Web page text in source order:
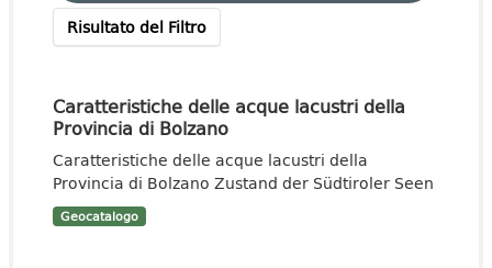
Risultato del Filtro
Caratteristiche delle acque lacustri della
Provincia di Bolzano
Caratteristiche delle acque lacustri della
Provincia di Bolzano Zustand der Südtiroler Seen
Geocatalogo